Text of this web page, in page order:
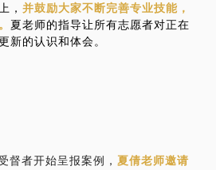
， 并鼓励大家不断完善专业技能，
夏老师的指导让所有志愿者对正在
新的认识和体会。
督者开始呈报案例， 夏倩老师邀请